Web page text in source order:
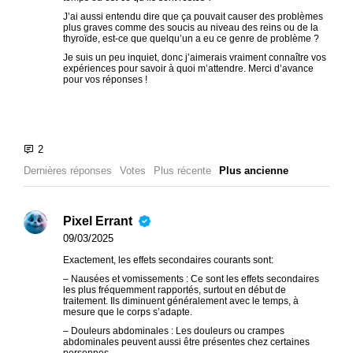
J’ai aussi entendu dire que ça pouvait causer des problèmes
plus graves comme des soucis au niveau des reins ou de la
thyroïde, est-ce que quelqu’un a eu ce genre de problème ?
Je suis un peu inquiet, donc j’aimerais vraiment connaître vos
expériences pour savoir à quoi m’attendre. Merci d’avance
pour vos réponses !
Dernières réponses Votes Plus récente Plus ancienne
Pixel Errant
09/03/2025
Exactement, les effets secondaires courants sont:
– Nausées et vomissements : Ce sont les effets secondaires
les plus fréquemment rapportés, surtout en début de
traitement. Ils diminuent généralement avec le temps, à
mesure que le corps s’adapte.
– Douleurs abdominales : Les douleurs ou crampes
abdominales peuvent aussi être présentes chez certaines